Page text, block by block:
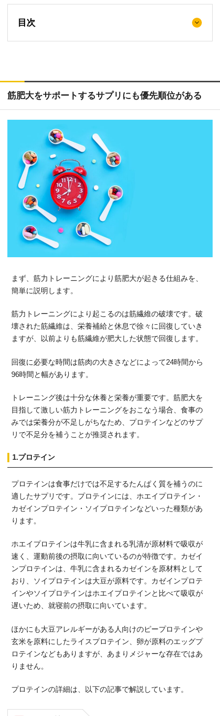
目次
筋肥大をサポートするサプリにも優先順位がある
まず、筋力トレーニングにより筋肥大が起きる仕組みを、
簡単に説明します。
筋力トレーニングにより起こるのは筋繊維の破壊です。破
壊された筋繊維は、栄養補給と休息で徐々に回復していき
ますが、以前よりも筋繊維が肥大した状態で回復します。
回復に必要な時間は筋肉の大きさなどによって24時間から
96時間と幅があります。
トレーニング後は十分な休養と栄養が重要です。筋肥大を
目指して激しい筋力トレーニングをおこなう場合、食事の
みでは栄養分が不足しがちなため、プロテインなどのサプ
リで不足分を補うことが推奨されます。
1.プロテイン
プロテインは食事だけでは不足するたんぱく質を補うのに
適したサプリです。プロテインには、ホエイプロテイン・
カゼインプロテイン・ソイプロテインなどいった種類があ
ります。
ホエイプロテインは牛乳に含まれる乳清が原材料で吸収が
速く、運動前後の摂取に向いているのが特徴です。カゼイ
ンプロテインは、牛乳に含まれるカゼインを原材料として
おり、ソイプロテインは大豆が原料です。カゼインプロテ
インやソイプロテインはホエイプロテインと比べて吸収が
遅いため、就寝前の摂取に向いています。
ほかにも大豆アレルギーがある人向けのピープロテインや
玄米を原料にしたライスプロテイン、卵が原料のエッグプ
ロテインなどもありますが、あまりメジャーな存在ではあ
りません。
プロテインの詳細は、以下の記事で解説しています。